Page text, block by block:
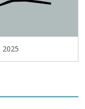
2025